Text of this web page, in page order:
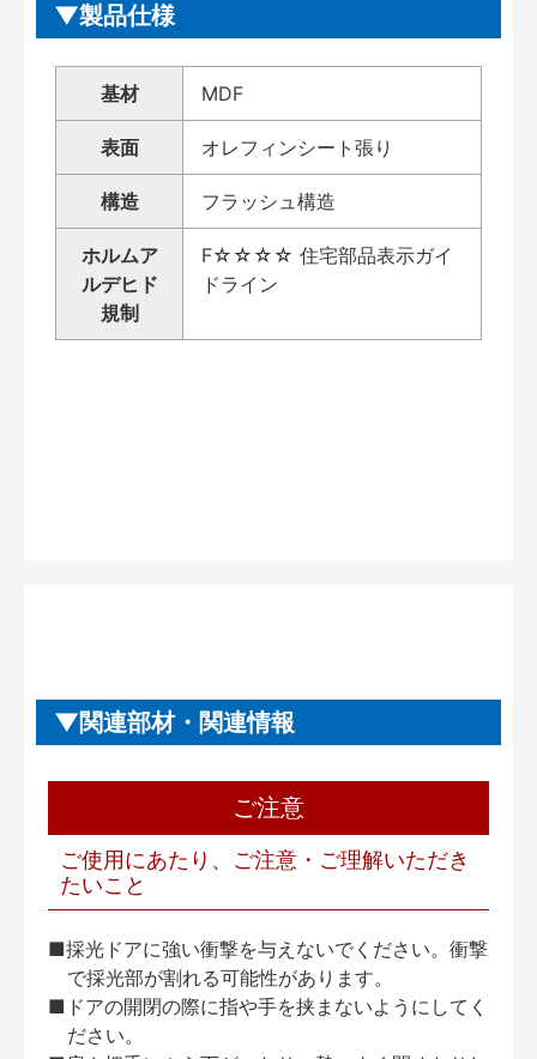
製品仕様
基材 MDF
表面 オレフィンシート張り
構造 フラッシュ構造
ホルムア
ルデヒド
規制
F☆☆☆☆ 住宅部品表示ガイ
ドライン
関連部材・関連情報
ご注意
ご使用にあたり、ご注意・ご理解いただき
たいこと
■採光ドアに強い衝撃を与えないでください。衝撃
で採光部が割れる可能性があります。
■ドアの開閉の際に指や手を挟まないようにしてく
ださい。